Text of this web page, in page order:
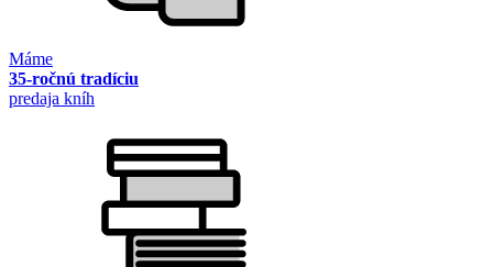
Máme
35-ročnú tradíciu
predaja kníh